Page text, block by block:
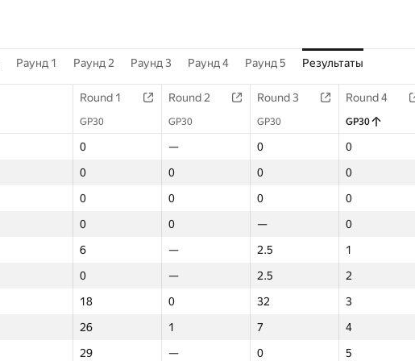
Раунд 1 Раунд 2 Раунд 3 Раунд 4 Раунд 5 Результаты
Round 1 Round 2 Round 3 Round 4
GP30 GP30 GP30 GP30
0 — 0 0
0 0 0 0
0 0 0 0
0 0 — 0
6 — 2.5 1
0 — 2.5 2
18 0 32 3
26 1 7 4
29 — 0 5
Round 1 Round 3 Round 4
GP30 GP30 GP30 GP30
0 — 0 0
0 0 0 0